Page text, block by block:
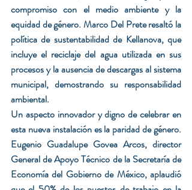
compromiso con el medio ambiente y la
equidad de género. Marco Del Prete resaltó la
política de sustentabilidad de Kellanova, que
incluye el reciclaje del agua utilizada en sus
procesos y la ausencia de descargas al sistema
municipal, demostrando su responsabilidad
ambiental.
Un aspecto innovador y digno de celebrar en
esta nueva instalación es la paridad de género.
Eugenio Guadalupe Govea Arcos, director
General de Apoyo Técnico de la Secretaría de
Economía del Gobierno de México, aplaudió